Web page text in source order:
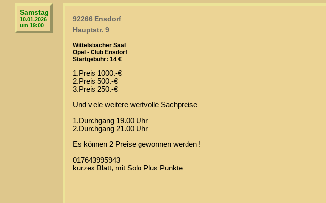
Samstag
10.01.2026
um 19:00
92266 Ensdorf
Hauptstr. 9
Wittelsbacher Saal
Opel - Club Ensdorf
Startgebühr: 14 €
1.Preis 1000.-€
2.Preis 500.-€
3.Preis 250.-€
Und viele weitere wertvolle Sachpreise
1.Durchgang 19.00 Uhr
2.Durchgang 21.00 Uhr
Es können 2 Preise gewonnen werden !
017643995943
kurzes Blatt, mit Solo Plus Punkte